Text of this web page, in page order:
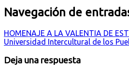
Navegación de
HOMENAJE A LA VALENTIA DE
Universidad Intercultural de los
Deja una respuesta